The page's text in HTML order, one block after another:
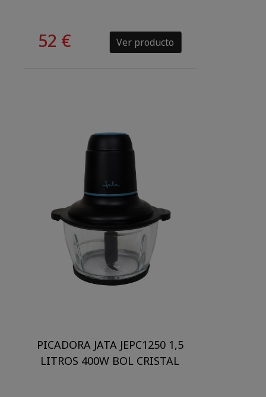
52 € Ver producto
PICADORA JATA JEPC1250 1,5
LITROS 400W BOL CRISTAL